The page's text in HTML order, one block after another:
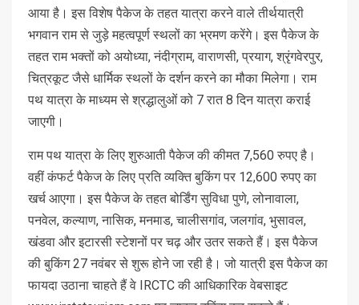
आया है। इस विशेष पैकेज के तहत यात्रा करने वाले तीर्थयात्री
भगवान राम से जुड़े महत्वपूर्ण स्थलों का भ्रमण करेंगे। इस पैकेज के
तहत राम भक्तों को अयोध्या, नंदीग्राम, वाराणसी, प्रयाग, श्रृंगवेरपुर,
चित्रकूट जैसे धार्मिक स्थलों के दर्शन करने का मौका मिलेगा। राम
पथ यात्रा के माध्यम से श्रद्धालुओं को 7 रात 8 दिन यात्रा कराई
जाएगी।
राम पथ यात्रा के लिए शुरुआती पैकेज की कीमत 7,560 रुपए है।
वहीं कंफर्ट पैकेज के लिए प्रति व्यक्ति बुकिंग पर 12,600 रुपए का
खर्च आएगा। इस पैकेज के तहत बोर्डिंग सुविधा पुणे, लोनावाला,
पनवेल, कल्याण, नासिक, मनमाड, चालीसगांव, जलगांव, भुसावल,
खंडवा और इटारसी स्टेशनों पर चढ़ और उतर सकते हैं। इस पैकेज
की बुकिंग 27 नवंबर से शुरू होने जा रही है। जो यात्री इस पैकेज का
फायदा उठाना चाहते हैं वे IRCTC की आधिकारिक वेबसाइट